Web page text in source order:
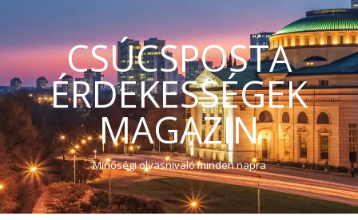
CSÚCSPOSTA
ÉRDEKESSÉGEK
MAGAZIN
Minőségi olvasnivaló minden napra